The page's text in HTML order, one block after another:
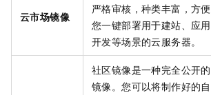
云市场镜像
严格审核，种类丰富，方便
您一键部署用于建站、应用
开发等场景的云服务器。
社区镜像是一种完全公开的
镜像。您可以将制作好的自